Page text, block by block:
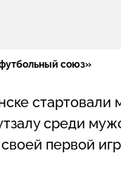
союз»
стартовали
среди
первой